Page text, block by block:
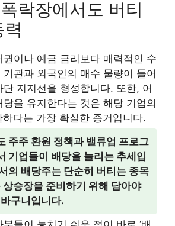
락장에서도 버티
권이나 예금 금리보다 매력적인 수
관과 외국인의 매수 물량이 들어
지지선을 형성합니다. 또한, 어
을 유지한다는 것은 해당 기업의
하다는 가장 확실한 증거입니다.
주주 환원 정책과 밸류업 프로그
기업들이 배당을 늘리는 추세입
의 배당주는 단순히 버티는 종목
상승장을 준비하기 위해 담아야
구니입니다.